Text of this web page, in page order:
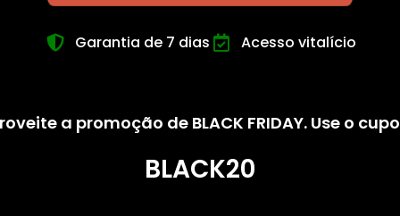
Garantia de 7 dias Acesso vitalício
a promoção de BLACK FRIDAY. Use o
BLACK20